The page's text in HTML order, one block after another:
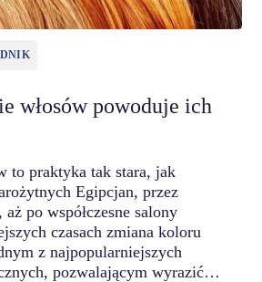
włosów powoduje ich
to praktyka tak stara, jak
Egipcjan, przez
aż po współczesne salony
czasach zmiana koloru
z najpopularniejszych
pozwalającym wyrazić…